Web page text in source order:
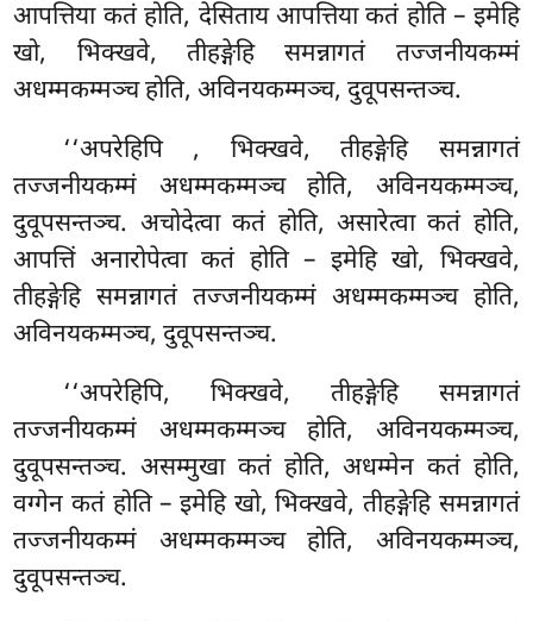
आपत्तिया कतं होति, देसिताय आपत्तिया कतं होति – इमेहि
खो, भिक्खवे, तीहङ्गेहि समन्नागतं तज्जनीयकम्मं
अधम्मकम्मञ्च होति, अविनयकम्मञ्च, दुवूपसन्तञ्च.
‘‘अपरेहिपि , भिक्खवे, तीहङ्गेहि समन्नागतं
तज्जनीयकम्मं अधम्मकम्मञ्च होति, अविनयकम्मञ्च,
दुवूपसन्तञ्च. अचोदेत्वा कतं होति, असारेत्वा कतं होति,
आपत्तिं अनारोपेत्वा कतं होति – इमेहि खो, भिक्खवे,
तीहङ्गेहि समन्नागतं तज्जनीयकम्मं अधम्मकम्मञ्च होति,
अविनयकम्मञ्च, दुवूपसन्तञ्च.
‘‘अपरेहिपि, भिक्खवे, तीहङ्गेहि समन्नागतं
तज्जनीयकम्मं अधम्मकम्मञ्च होति, अविनयकम्मञ्च,
दुवूपसन्तञ्च. असम्मुखा कतं होति, अधम्मेन कतं होति,
वग्गेन कतं होति – इमेहि खो, भिक्खवे, तीहङ्गेहि समन्नागतं
तज्जनीयकम्मं अधम्मकम्मञ्च होति, अविनयकम्मञ्च,
दुवूपसन्तञ्च.